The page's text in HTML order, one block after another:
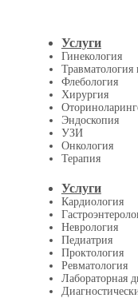
Услуги
Гинекология
Травматология
Флебология
Хирургия
Эндоскопия
УЗИ
Онкология
Терапия
Услуги
Кардиология
Неврология
Педиатрия
Проктология
Ревматология
Лабораторная